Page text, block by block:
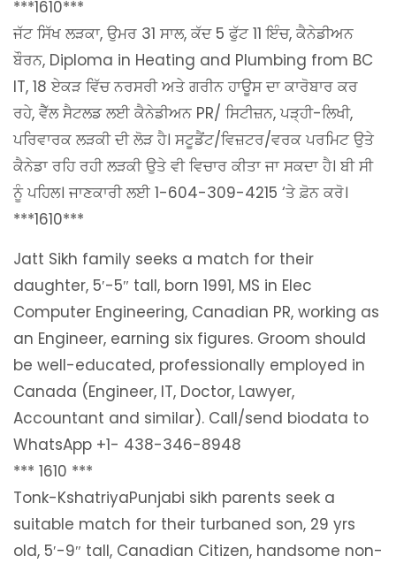
***1610***
ਜੱਟ ਸਿੱਖ ਲੜਕਾ, ਉਮਰ 31 ਸਾਲ, ਕੱਦ 5 ਫੁੱਟ 11 ਇੰਚ, ਕੈਨੇਡੀਅਨ
ਬੌਰਨ, Diploma in Heating and Plumbing from BC
IT, 18 ਏਕੜ ਵਿੱਚ ਨਰਸਰੀ ਅਤੇ ਗਰੀਨ ਹਾਊਸ ਦਾ ਕਾਰੋਬਾਰ ਕਰ
ਰਹੇ, ਵੈੱਲ ਸੈਟਲਡ ਲਈ ਕੈਨੇਡੀਅਨ PR/ ਸਿਟੀਜ਼ਨ, ਪੜ੍ਹੀ-ਲਿਖੀ,
ਪਰਿਵਾਰਕ ਲੜਕੀ ਦੀ ਲੋੜ ਹੈ। ਸਟੂਡੈਂਟ/ਵਿਜ਼ਟਰ/ਵਰਕ ਪਰਮਿਟ ਉਤੇ
ਕੈਨੇਡਾ ਰਹਿ ਰਹੀ ਲੜਕੀ ਉਤੇ ਵੀ ਵਿਚਾਰ ਕੀਤਾ ਜਾ ਸਕਦਾ ਹੈ। ਬੀ ਸੀ
ਨੂੰ ਪਹਿਲ। ਜਾਣਕਾਰੀ ਲਈ 1-604-309-4215 ‘ਤੇ ਫ਼ੋਨ ਕਰੋ।
***1610***
Jatt Sikh family seeks a match for their
daughter, 5′-5″ tall, born 1991, MS in Elec
Computer Engineering, Canadian PR, working as
an Engineer, earning six figures. Groom should
be well-educated, professionally employed in
Canada (Engineer, IT, Doctor, Lawyer,
Accountant and similar). Call/send biodata to
WhatsApp +1- 438-346-8948
*** 1610 ***
Tonk-KshatriyaPunjabi sikh parents seek a
suitable match for their turbaned son, 29 yrs
old, 5′-9″ tall, Canadian Citizen, handsome non-